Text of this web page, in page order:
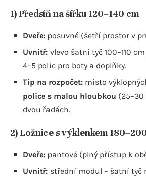
1) Předsíň na šířku 120–140 cm
Dveře: posuvné (šetří prostor v
Uvnitř: vlevo šatní tyč 100–110
4–5 polic pro boty a doplňky.
Tip na rozpočet: místo
police s malou hloubkou
dvou řadách.
2) Ložnice s výklenkem
Dveře: pantové (plný přístup k
Uvnitř: střední modul – šatní tyč